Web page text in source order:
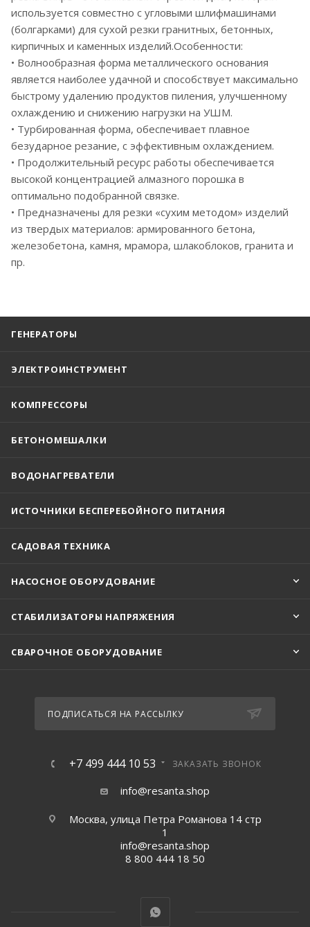
используется совместно с угловыми шлифмашинами
(болгарками) для сухой резки гранитных, бетонных,
кирпичных и каменных изделий.Особенности:
• Волнообразная форма металлического основания
является наиболее удачной и способствует максимально
быстрому удалению продуктов пиления, улучшенному
охлаждению и снижению нагрузки на УШМ.
• Турбированная форма, обеспечивает плавное
безударное резание, с эффективным охлаждением.
• Продолжительный ресурс работы обеспечивается
высокой концентрацией алмазного порошка в
оптимально подобранной связке.
• Предназначены для резки «сухим методом» изделий
из твердых материалов: армированного бетона,
железобетона, камня, мрамора, шлакоблоков, гранита и
пр.
ГЕНЕРАТОРЫ
ЭЛЕКТРОИНСТРУМЕНТ
КОМПРЕССОРЫ
БЕТОНОМЕШАЛКИ
ВОДОНАГРЕВАТЕЛИ
ИСТОЧНИКИ БЕСПЕРЕБОЙНОГО ПИТАНИЯ
САДОВАЯ ТЕХНИКА
НАСОСНОЕ ОБОРУДОВАНИЕ
СТАБИЛИЗАТОРЫ НАПРЯЖЕНИЯ
СВАРОЧНОЕ ОБОРУДОВАНИЕ
ПОДПИСАТЬСЯ НА РАССЫЛКУ
+7 499 444 10 53 ЗАКАЗАТЬ ЗВОНОК
info@resanta.shop
Москва, улица Петра Романова 14 стр
1
info@resanta.shop
8 800 444 18 50